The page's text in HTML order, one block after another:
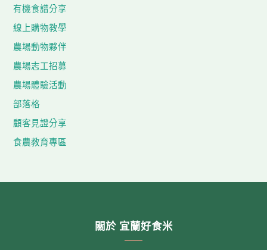
有機食譜分享
線上購物教學
農場動物夥伴
農場志工招募
農場體驗活動
部落格
顧客見證分享
食農教育專區
關於 宜蘭好食米